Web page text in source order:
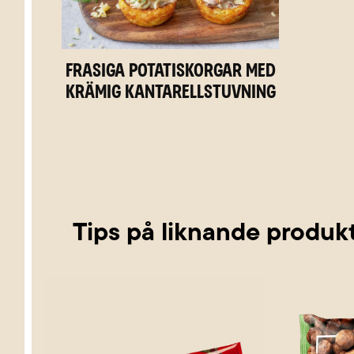
Frasiga potatiskorgar med
krämig kantarellstuvning
Tips på liknande